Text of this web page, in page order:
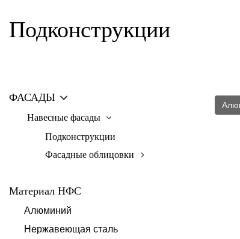
Подконструкции
ФАСАДЫ
Навесные фасады
Подконструкции
Фасадные облицовки
Материал НФС
Алюминий
Нержавеющая сталь